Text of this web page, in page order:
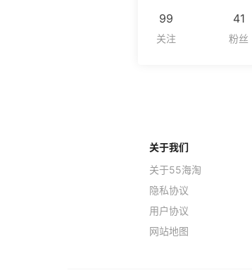
99 41
关于我们
关于55海淘
隐私协议
用户协议
网站地图